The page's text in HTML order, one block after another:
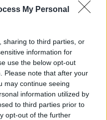
My Personal
sharing to third parties, or
information for
use the below opt-out
Please note that after your
may continue seeing
information utilized by
to third parties prior to
opt-out of the further
alle
legato al Lille da un
sul palcoscenico più
per cui il club francese lo
euro . Contro laSeleção
sontuosa, ergendosi a
il centrocampo
di reparto Ounahi ed El